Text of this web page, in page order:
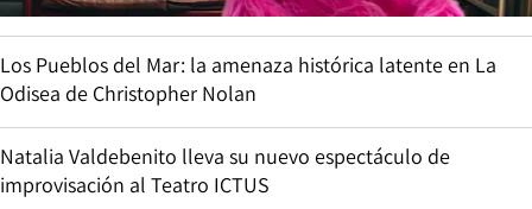
Los Pueblos del Mar: la amenaza histórica latente en La
Odisea de Christopher Nolan
Natalia Valdebenito lleva su nuevo espectáculo de
improvisación al Teatro ICTUS